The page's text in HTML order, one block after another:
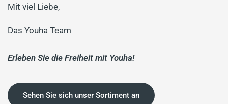
Mit viel Liebe,
Das Youha Team
Erleben Sie die Freiheit mit Youha!
Sehen Sie sich unser Sortiment an